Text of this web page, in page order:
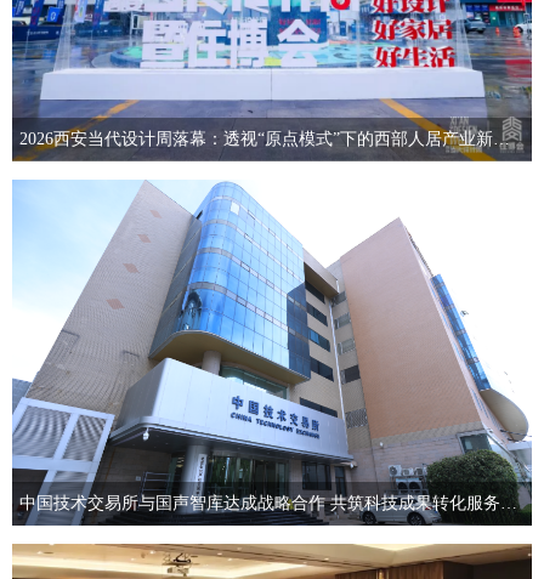
2026西安当代设计周落幕：透视“原点模式”下的西部人居产业新生态
中国技术交易所与国声智库达成战略合作 共筑科技成果转化服务新生态